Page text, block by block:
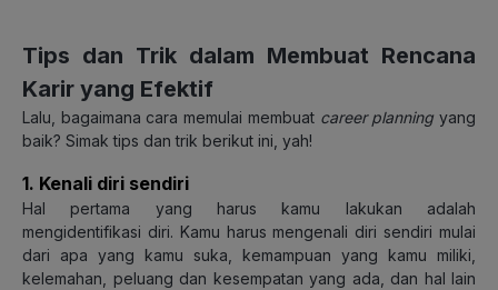
Tips dan Trik dalam Membuat Rencana
Karir yang Efektif
Lalu, bagaimana cara memulai membuat career planningyang
baik? Simak tips dan trik berikut ini, yah!
1. Kenali diri sendiri
Hal pertama yang harus kamu lakukan adalah
mengidentifikasi diri. Kamu harus mengenali diri sendiri mulai
dari apa yang kamu suka, kemampuan yang kamu miliki,
kelemahan, peluang dan kesempatan yang ada, dan hal lain